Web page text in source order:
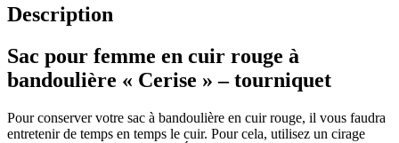
Description
Sac pour femme en cuir rouge à
bandoulière « Cerise » – tourniquet
Pour conserver votre sac à bandoulière en cuir rouge, il vous faudra
entretenir de temps en temps le cuir. Pour cela, utilisez un cirage